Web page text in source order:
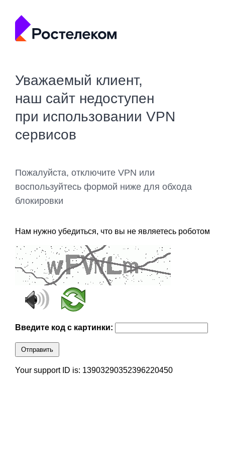
Уважаемый клиент,
наш сайт недоступен
при использовании VPN
сервисов
Пожалуйста, отключите VPN или
воспользуйтесь формой ниже для обхода
блокировки
Нам нужно убедиться, что вы не являетесь роботом
Введите код с картинки:
Отправить
Your support ID is: 13903290352396220450